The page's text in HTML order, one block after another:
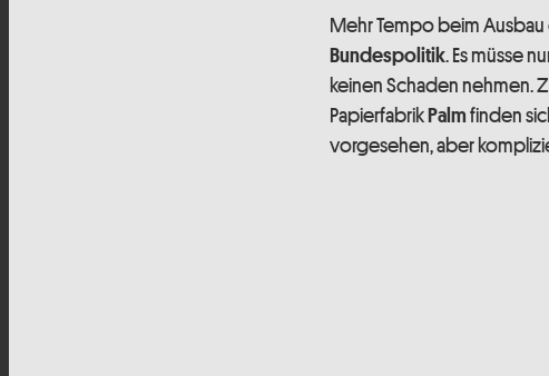
Mehr Tempo beim
Bundespolitik. Es müsse
keinen Schaden nehmen.
PapierfabrikPalm finden
vorgesehen, aber